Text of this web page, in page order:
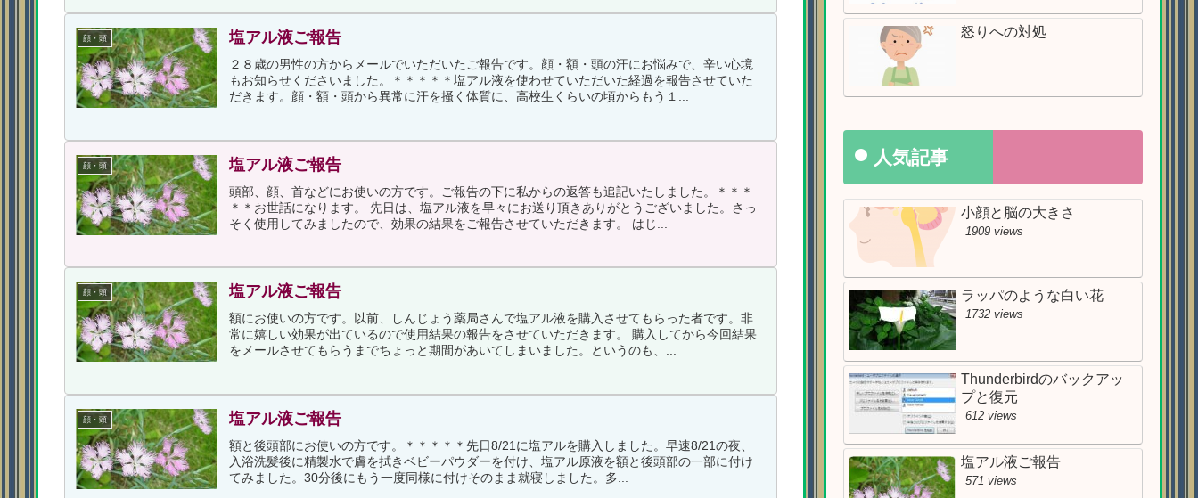
顔・頭 塩アル液ご報告
２８歳の男性の方からメールでいただいたご報告です。顔・額・頭の汗にお悩みで、辛い心境
もお知らせくださいました。＊＊＊＊＊塩アル液を使わせていただいた経過を報告させていた
だきます。顔・額・頭から異常に汗を掻く体質に、高校生くらいの頃からもう１...
顔・頭 塩アル液ご報告
頭部、顔、首などにお使いの方です。ご報告の下に私からの返答も追記いたしました。＊＊＊
＊＊お世話になります。 先日は、塩アル液を早々にお送り頂きありがとうございました。さっ
そく使用してみましたので、効果の結果をご報告させていただきます。 はじ...
顔・頭 塩アル液ご報告
額にお使いの方です。以前、しんじょう薬局さんで塩アル液を購入させてもらった者です。非
常に嬉しい効果が出ているので使用結果の報告をさせていただきます。 購入してから今回結果
をメールさせてもらうまでちょっと期間があいてしまいました。というのも、...
顔・頭 塩アル液ご報告
額と後頭部にお使いの方です。＊＊＊＊＊先日8/21に塩アルを購入しました。早速8/21の夜、
入浴洗髪後に精製水で膚を拭きベビーパウダーを付け、塩アル原液を額と後頭部の一部に付け
てみました。30分後にもう一度同様に付けそのまま就寝しました。多...
怒りへの対処
人気記事
小顔と脳の大きさ
1909 views
ラッパのような白い花
1732 views
Thunderbirdのバックアッ
プと復元
612 views
塩アル液ご報告
571 views